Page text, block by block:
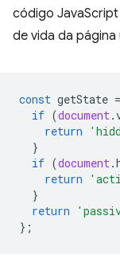
código
de vida da
const getState =
if (document .
return
}
if (document .
return
}
return
};